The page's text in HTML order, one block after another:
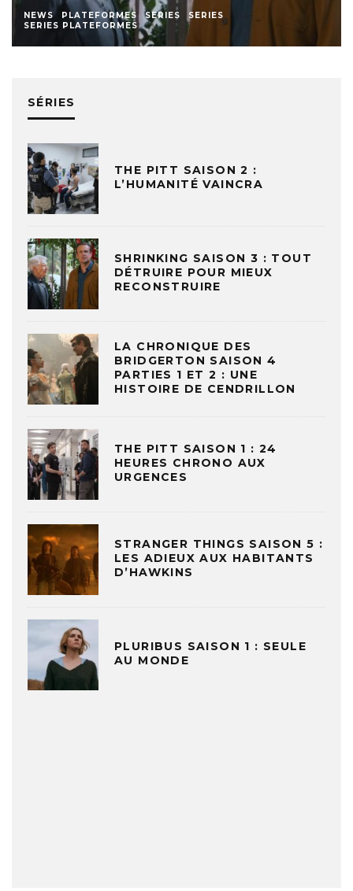
NEWS PLATEFORMES SERIES
SERIES
SERIES PLATEFORMES
SÉRIES
THE PITT SAISON 2 :
L’HUMANITÉ VAINCRA
SHRINKING SAISON 3 : TOUT
DÉTRUIRE POUR MIEUX
RECONSTRUIRE
LA CHRONIQUE DES
BRIDGERTON SAISON 4
PARTIES 1 ET 2 : UNE
HISTOIRE DE CENDRILLON
THE PITT SAISON 1 : 24
HEURES CHRONO AUX
URGENCES
STRANGER THINGS SAISON 5 :
LES ADIEUX AUX HABITANTS
D’HAWKINS
PLURIBUS SAISON 1 : SEULE
AU MONDE